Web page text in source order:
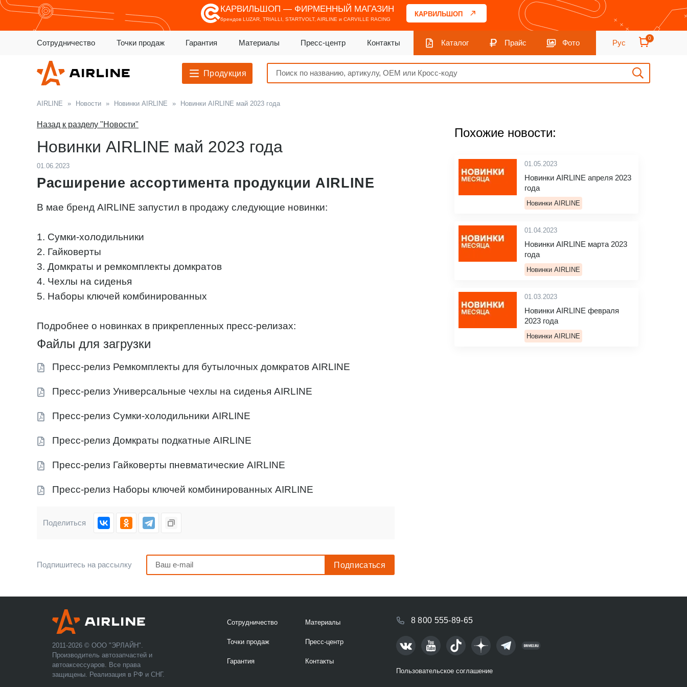
КАРВИЛЬШОП — ФИРМЕННЫЙ МАГАЗИН
брендов LUZAR, TRIALLI, STARTVOLT, AIRLINE и CARVILLE RACING
КАРВИЛЬШОП
Сотрудничество Точки продаж Гарантия Материалы Пресс-центр Контакты Каталог Прайс Фото Рус
0
Продукция
AIRLINE » Новости » Новинки AIRLINE » Новинки AIRLINE май 2023 года
Назад к разделу "Новости"
Новинки AIRLINE май 2023 года
01.06.2023
Расширение ассортимента продукции AIRLINE
В мае бренд AIRLINE запустил в продажу следующие новинки:
1. Сумки-холодильники
2. Гайковерты
3. Домкраты и ремкомплекты домкратов
4. Чехлы на сиденья
5. Наборы ключей комбинированных
Подробнее о новинках в прикрепленных пресс-релизах:
Файлы для загрузки
Пресс-релиз Ремкомплекты для бутылочных домкратов AIRLINE
Пресс-релиз Универсальные чехлы на сиденья AIRLINE
Пресс-релиз Сумки-холодильники AIRLINE
Пресс-релиз Домкраты подкатные AIRLINE
Пресс-релиз Гайковерты пневматические AIRLINE
Пресс-релиз Наборы ключей комбинированных AIRLINE
Поделиться
Подпишитесь на рассылку
Похожие новости:
01.05.2023
Новинки AIRLINE апреля 2023
года
Новинки AIRLINE
01.04.2023
Новинки AIRLINE марта 2023
года
Новинки AIRLINE
01.03.2023
Новинки AIRLINE февраля
2023 года
Новинки AIRLINE
2011-2026 © ООО "ЭРЛАЙН".
Производитель автозапчастей и
автоаксессуаров. Все права
защищены. Реализация в РФ и СНГ.
Сотрудничество
Точки продаж
Гарантия
Материалы
Пресс-центр
Контакты
8 800 555-89-65
Пользовательское соглашение